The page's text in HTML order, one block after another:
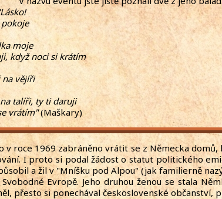
moje
když noci si krátím
na vějíři
talíři, ty ti daruji
vrátím"(Maškary)
v roce 1969 zabráněno vrátit se z Německa domů,
I proto si podal žádost o statut politického
a žil v "Mníšku pod Alpou" (jak familierně
Evropě. Jeho druhou ženou se stala
přesto si ponechával československé občanství,